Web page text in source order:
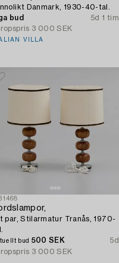
Danmark, 1930-40-tal.
bud
5d 1 tim
3 000 SEK
VILLA
par, Stilarmatur Tranås, 1970-
bud 500 SEK
5d
3 000 SEK